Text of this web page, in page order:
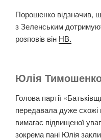
Порошенко відзначив,
з Зеленським
розповів він НВ.
Юлія
Голова партії
передавала дуже схожі
вимагає підвищеної
зокрема пані Юлія